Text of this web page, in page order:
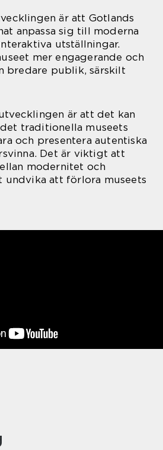
är att Gotlands
anpassa sig till moderna
utställningar.
mer engagerande och
bredare publik, särskilt
är att det kan
traditionella museets
och presentera autentiska
Det är viktigt att
modernitet och
undvika att förlora museets